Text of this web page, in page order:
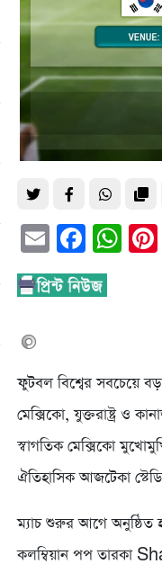
Email
ফুটবল বিশ্বের সবচেয়ে
মেক্সিকো, যুক্তরাষ্ট্র ও
স্বাগতিক মেক্সিকো
ঐতিহাসিক আজটেকা
ম্যাচ শুরুর আগে অনুষ্ঠিত
কলম্বিয়ান পপ তারকা